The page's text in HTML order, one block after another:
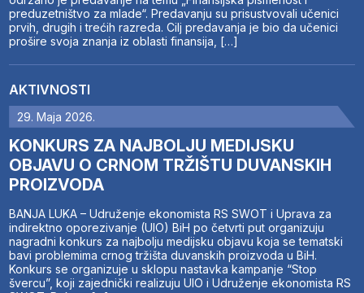
preduzetništvo za mlade“. Predavanju su prisustvovali učenici
prvih, drugih i trećih razreda. Cilj predavanja je bio da učenici
prošire svoja znanja iz oblasti finansija, […]
AKTIVNOSTI
29. Maja 2026.
KONKURS ZA NAJBOLJU MEDIJSKU
OBJAVU O CRNOM TRŽIŠTU DUVANSKIH
PROIZVODA
BANJA LUKA – Udruženje ekonomista RS SWOT i Uprava za
indirektno oporezivanje (UIO) BiH po četvrti put organizuju
nagradni konkurs za najbolju medijsku objavu koja se tematski
bavi problemima crnog tržišta duvanskih proizvoda u BiH.
Konkurs se organizuje u sklopu nastavka kampanje “Stop
švercu”, koji zajednički realizuju UIO i Udruženje ekonomista RS